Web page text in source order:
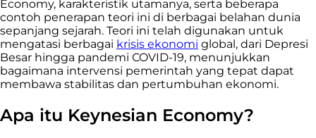
Economy, karakteristik utamanya, serta beberapa
contoh penerapan teori ini di berbagai belahan dunia
sepanjang sejarah. Teori ini telah digunakan untuk
mengatasi berbagai krisis ekonomi global, dari Depresi
Besar hingga pandemi COVID-19, menunjukkan
bagaimana intervensi pemerintah yang tepat dapat
membawa stabilitas dan pertumbuhan ekonomi.
Apa itu Keynesian Economy?